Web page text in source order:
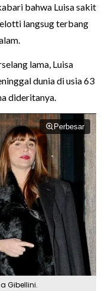
bahwa Luisa sakit
langsug terbang
lama, Luisa
dunia di usia 63
dideritanya.
Perbesar
Gibellini.